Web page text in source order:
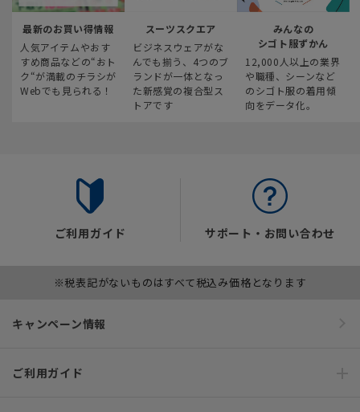
最新のお買い得情報
人気アイテムやおす
すめ商品などの“おト
ク“が満載のチラシが
Webでも見られる！
スーツスクエア
ビジネスウェアがな
んでも揃う、4つのブ
ランドが一体となっ
た新感覚の複合型ス
トアです
みんなの
シゴト服ずかん
12,000人以上の業界
や職種、シーンなど
のシゴト服の着用傾
向をデータ化。
ご利用ガイド サポート・お問い合わせ
※税表記がないものはすべて税込み価格となります
キャンペーン情報
ご利用ガイド